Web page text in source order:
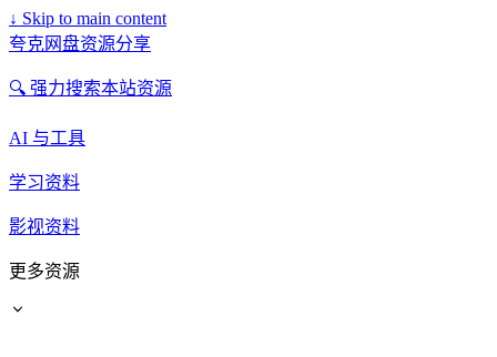
↓ Skip to main content
夸克网盘资源分享
🔍 强力搜索本站资源
AI 与工具
学习资料
影视资料
更多资源